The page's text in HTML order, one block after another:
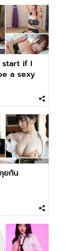
start if I
a sexy
ยกัน